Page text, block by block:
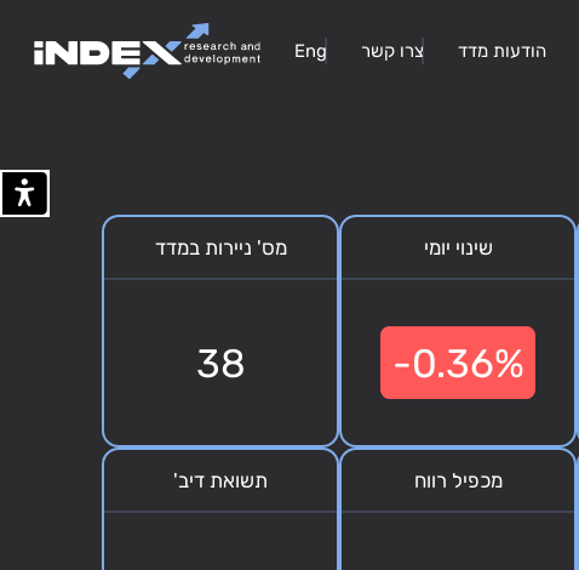
הודעות מדד צרו קשר Eng
שינוי יומי
-0.36%
מס' ניירות במדד
38
מכפיל רווח תשואת דיב'